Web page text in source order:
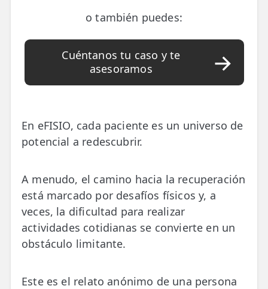
TIENDA
🛍️ Tienda Bonos
🛍️ Tienda Productos Fisioterapia
🛒 Carrito
CONTACTO
☎️ 91 005 23 63
📧 Contacta
🩻 Fisioterapia Traumatológica
o también puedes:
Cuéntanos tu caso y te
asesoramos
En eFISIO, cada paciente es un universo de
potencial a redescubrir.
A menudo, el camino hacia la recuperación
está marcado por desafíos físicos y, a
veces, la dificultad para realizar
actividades cotidianas se convierte en un
obstáculo limitante.
Este es el relato anónimo de una persona